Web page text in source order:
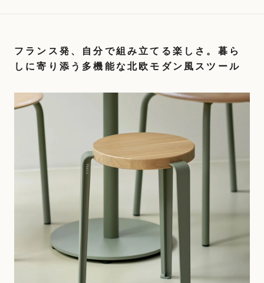
フランス発、自分で組み立てる楽しさ。暮ら
しに寄り添う多機能な北欧モダン風スツール